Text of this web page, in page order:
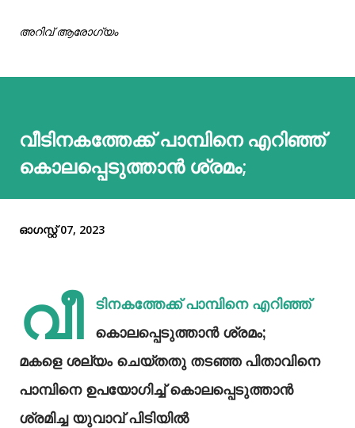
അറിവ് ആരോഗ്യം
വീടിനകത്തേക്ക് പാമ്പിനെ എറിഞ്ഞ്
കൊലപ്പെടുത്താന്‍ ശ്രമം;
ഓഗസ്റ്റ് 07, 2023
വീ
ടിനകത്തേക്ക് പാമ്പിനെ എറിഞ്ഞ്
കൊലപ്പെടുത്താന്‍ ശ്രമം;
മകളെ ശല്യം ചെയ്തതു തടഞ്ഞ പിതാവിനെ
പാമ്പിനെ ഉപയോഗിച്ച് കൊലപ്പെടുത്താന്‍
ശ്രമിച്ച യുവാവ് പിടിയില്‍